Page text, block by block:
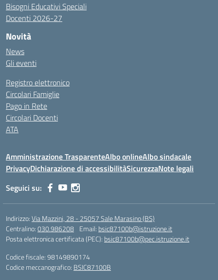
Bisogni Educativi Speciali
Docenti 2026-27
Novità
News
Gli eventi
Registro elettronico
Circolari Famiglie
Pago in Rete
Circolari Docenti
ATA
Amministrazione TrasparenteAlbo onlineAlbo sindacale
PrivacyDichiarazione di accessibilitàSicurezzaNote legali
Seguici su:
Indirizzo:Via Mazzini, 28 - 25057 Sale Marasino (BS)
Centralino:030.986208 Email: bsic87100b@istruzione.it
Posta elettronica certificata (PEC): bsic87100b@pec.istruzione.it
Codice fiscale: 98149890174
Codice meccanografico: BSIC87100B